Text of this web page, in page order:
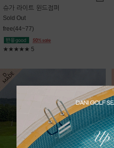
슈가 라이트 윈드점퍼
Sold Out
free(44~77)
★★★★★ 5